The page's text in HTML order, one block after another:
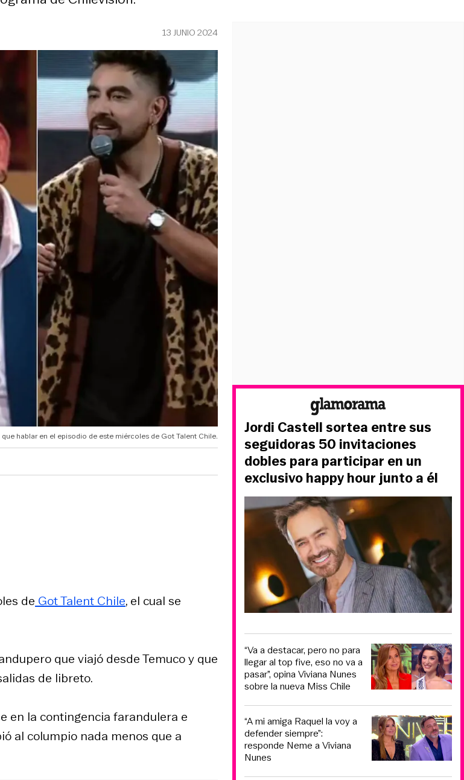
13 JUNIO 2024
hablar en el episodio de este miércoles de Got Talent Chile.
de Got Talent Chile, el cual se
que viajó desde Temuco y que
de libreto.
en la contingencia farandulera e
al columpio nada menos que a
Jordi Castell sortea entre sus
seguidoras 50 invitaciones
dobles para participar en un
exclusivo happy hour junto a él
“Va a destacar, pero no para
llegar al top five, eso no va a
pasar”, opina Viviana Nunes
sobre la nueva Miss Chile
“A mi amiga Raquel la voy a
defender siempre”:
responde Neme a Viviana
Nunes